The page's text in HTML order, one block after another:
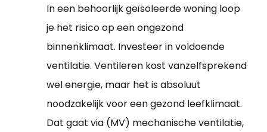
In een behoorlijk geïsoleerde woning loop
je het risico op een ongezond
binnenklimaat. Investeer in voldoende
ventilatie. Ventileren kost vanzelfsprekend
wel energie, maar het is absoluut
noodzakelijk voor een gezond leefklimaat.
Dat gaat via (MV) mechanische ventilatie,